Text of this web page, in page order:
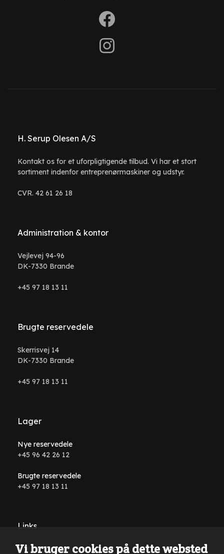
H. Serup Olesen A/S
Kontakt os for et uforpligtigende tilbud. Vi har et stort
sortiment indenfor entreprenørmaskiner og udstyr.
CVR. 42 61 26 18
Administration & kontor
Vejlevej 94-96
DK-7330 Brande
+45 97 18 13 11
Brugte reservedele
Skerrisvej 14
DK-7330 Brande
+45 97 18 13 11
Lager
Nye reservedele
+45 96 42 26 12
Brugte reservedele
+45 97 18 13 11
Links
Handelsbetingelser
Vi bruger cookies på dette websted